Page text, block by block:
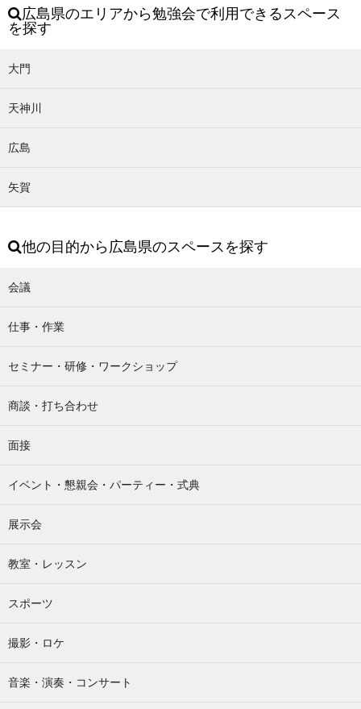
広島県のエリアから勉強会で利用できるスペース
を探す
大門
天神川
広島
矢賀
他の目的から広島県のスペースを探す
会議
仕事・作業
セミナー・研修・ワークショップ
商談・打ち合わせ
面接
イベント・懇親会・パーティー・式典
展示会
教室・レッスン
スポーツ
撮影・ロケ
音楽・演奏・コンサート